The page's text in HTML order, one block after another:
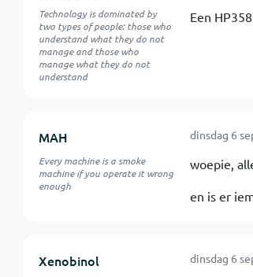
Technology is dominated by
two types of people: those who
understand what they do not
manage and those who
manage what they do not
understand
Een
MAH
Every machine is a smoke
machine if you operate it wrong
enough
dinsdag 6
woepie,
en is er
Xenobinol dinsdag 6